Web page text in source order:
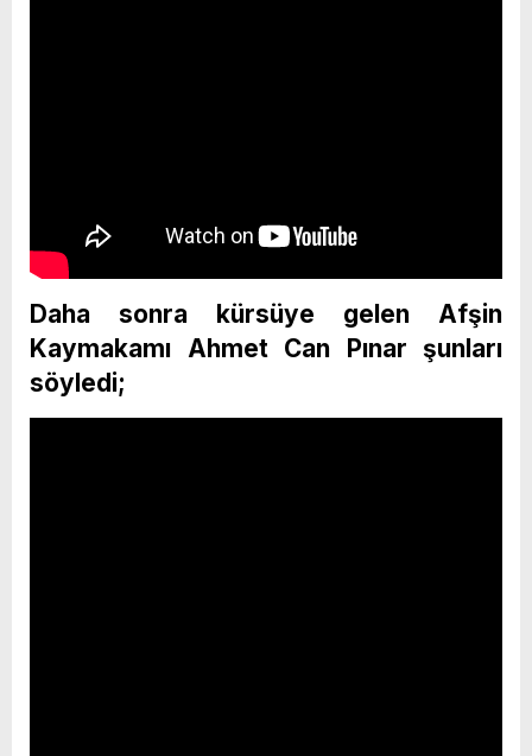
Daha sonra kürsüye gelen Afşin
Kaymakamı Ahmet Can Pınar şunları
söyledi;